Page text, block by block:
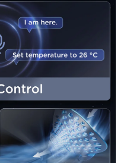
قدرات
الذكاء
الاصطناعي